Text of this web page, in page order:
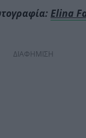
Elina
ΔΙΑΦΗΜΙΣΗ